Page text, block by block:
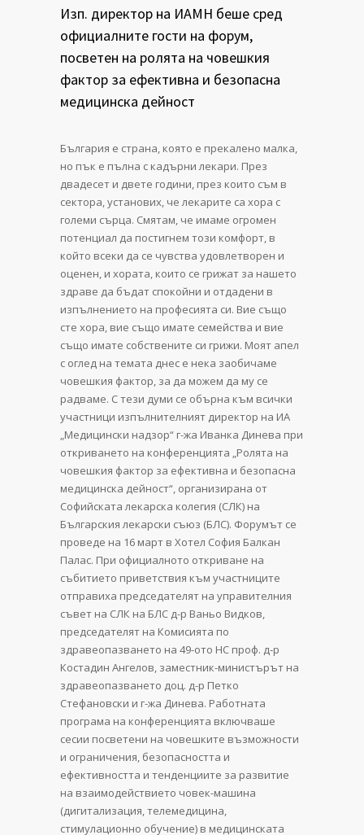
Изп. директор на ИАМН беше сред
официалните гости на форум,
посветен на ролята на човешкия
фактор за ефективна и безопасна
медицинска дейност
България е страна, която е прекалено малка,
но пък е пълна с кадърни лекари. През
двадесет и двете години, през които съм в
сектора, установих, че лекарите са хора с
големи сърца. Смятам, че имаме огромен
потенциал да постигнем този комфорт, в
който всеки да се чувства удовлетворен и
оценен, и хората, които се грижат за нашето
здраве да бъдат спокойни и отдадени в
изпълнението на професията си. Вие също
сте хора, вие също имате семейства и вие
също имате собствените си грижи. Моят апел
с оглед на темата днес е нека заобичаме
човешкия фактор, за да можем да му се
радваме. С тези думи се обърна към всички
участници изпълнителният директор на ИА
„Медицински надзор“ г-жа Иванка Динева при
откриването на конференцията „Ролята на
човешкия фактор за ефективна и безопасна
медицинска дейност“, организирана от
Софийската лекарска колегия (СЛК) на
Българския лекарски съюз (БЛС). Форумът се
проведе на 16 март в Хотел София Балкан
Палас. При официалното откриване на
събитието приветствия към участниците
отправиха председателят на управителния
съвет на СЛК на БЛС д-р Ваньо Видков,
председателят на Комисията по
здравеопазването на 49-ото НС проф. д-р
Костадин Ангелов, заместник-министърът на
здравеопазването доц. д-р Петко
Стефановски и г-жа Динева. Работната
програма на конференцията включваше
сесии посветени на човешките възможности
и ограничения, безопасността и
ефективността и тенденциите за развитие
на взаимодействието човек-машина
(дигитализация, телемедицина,
стимулационно обучение) в медицинската